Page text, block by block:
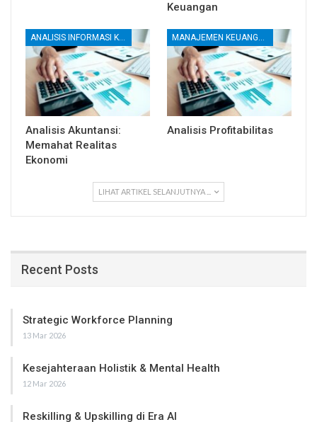
Keuangan
ANALISIS INFORMASI KEUANGAN
Analisis Akuntansi:
Memahat Realitas
Ekonomi
MANAJEMEN KEUANGAN
Analisis Profitabilitas
LIHAT ARTIKEL SELANJUTNYA ...
Recent Posts
Strategic Workforce Planning
13 Mar 2026
Kesejahteraan Holistik & Mental Health
12 Mar 2026
Reskilling & Upskilling di Era AI